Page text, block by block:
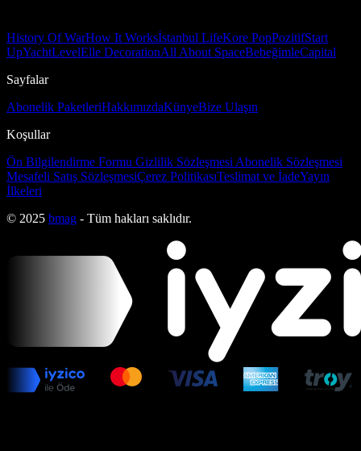
History Of WarHow It Worksİstanbul LifeKore PopPozitifStart
UpYachtLevelElle DecorationAll About SpaceBebeğimleCapital
Sayfalar
Abonelik PaketleriHakkımızdaKünyeBize Ulaşın
Koşullar
Ön Bilgilendirme Formu Gizlilik Sözleşmesi Abonelik Sözleşmesi
Mesafeli Satış SözleşmesiÇerez PolitikasıTeslimat ve İadeYayın
İlkeleri
© 2025 bmag - Tüm hakları saklıdır.